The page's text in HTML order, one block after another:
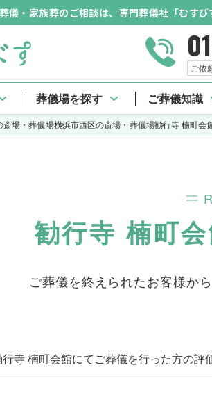
・家族葬のご相談は、専門葬儀社「むすび
ご依
葬儀場を探す ご葬儀知識
斎場・葬儀場横浜市西区の斎場・葬儀場勧行寺 楠町会
勧行寺 楠町
ご葬儀を終えられたお客様か
寺 楠町会館にてご葬儀を行った方の評
勧行寺 楠町会館